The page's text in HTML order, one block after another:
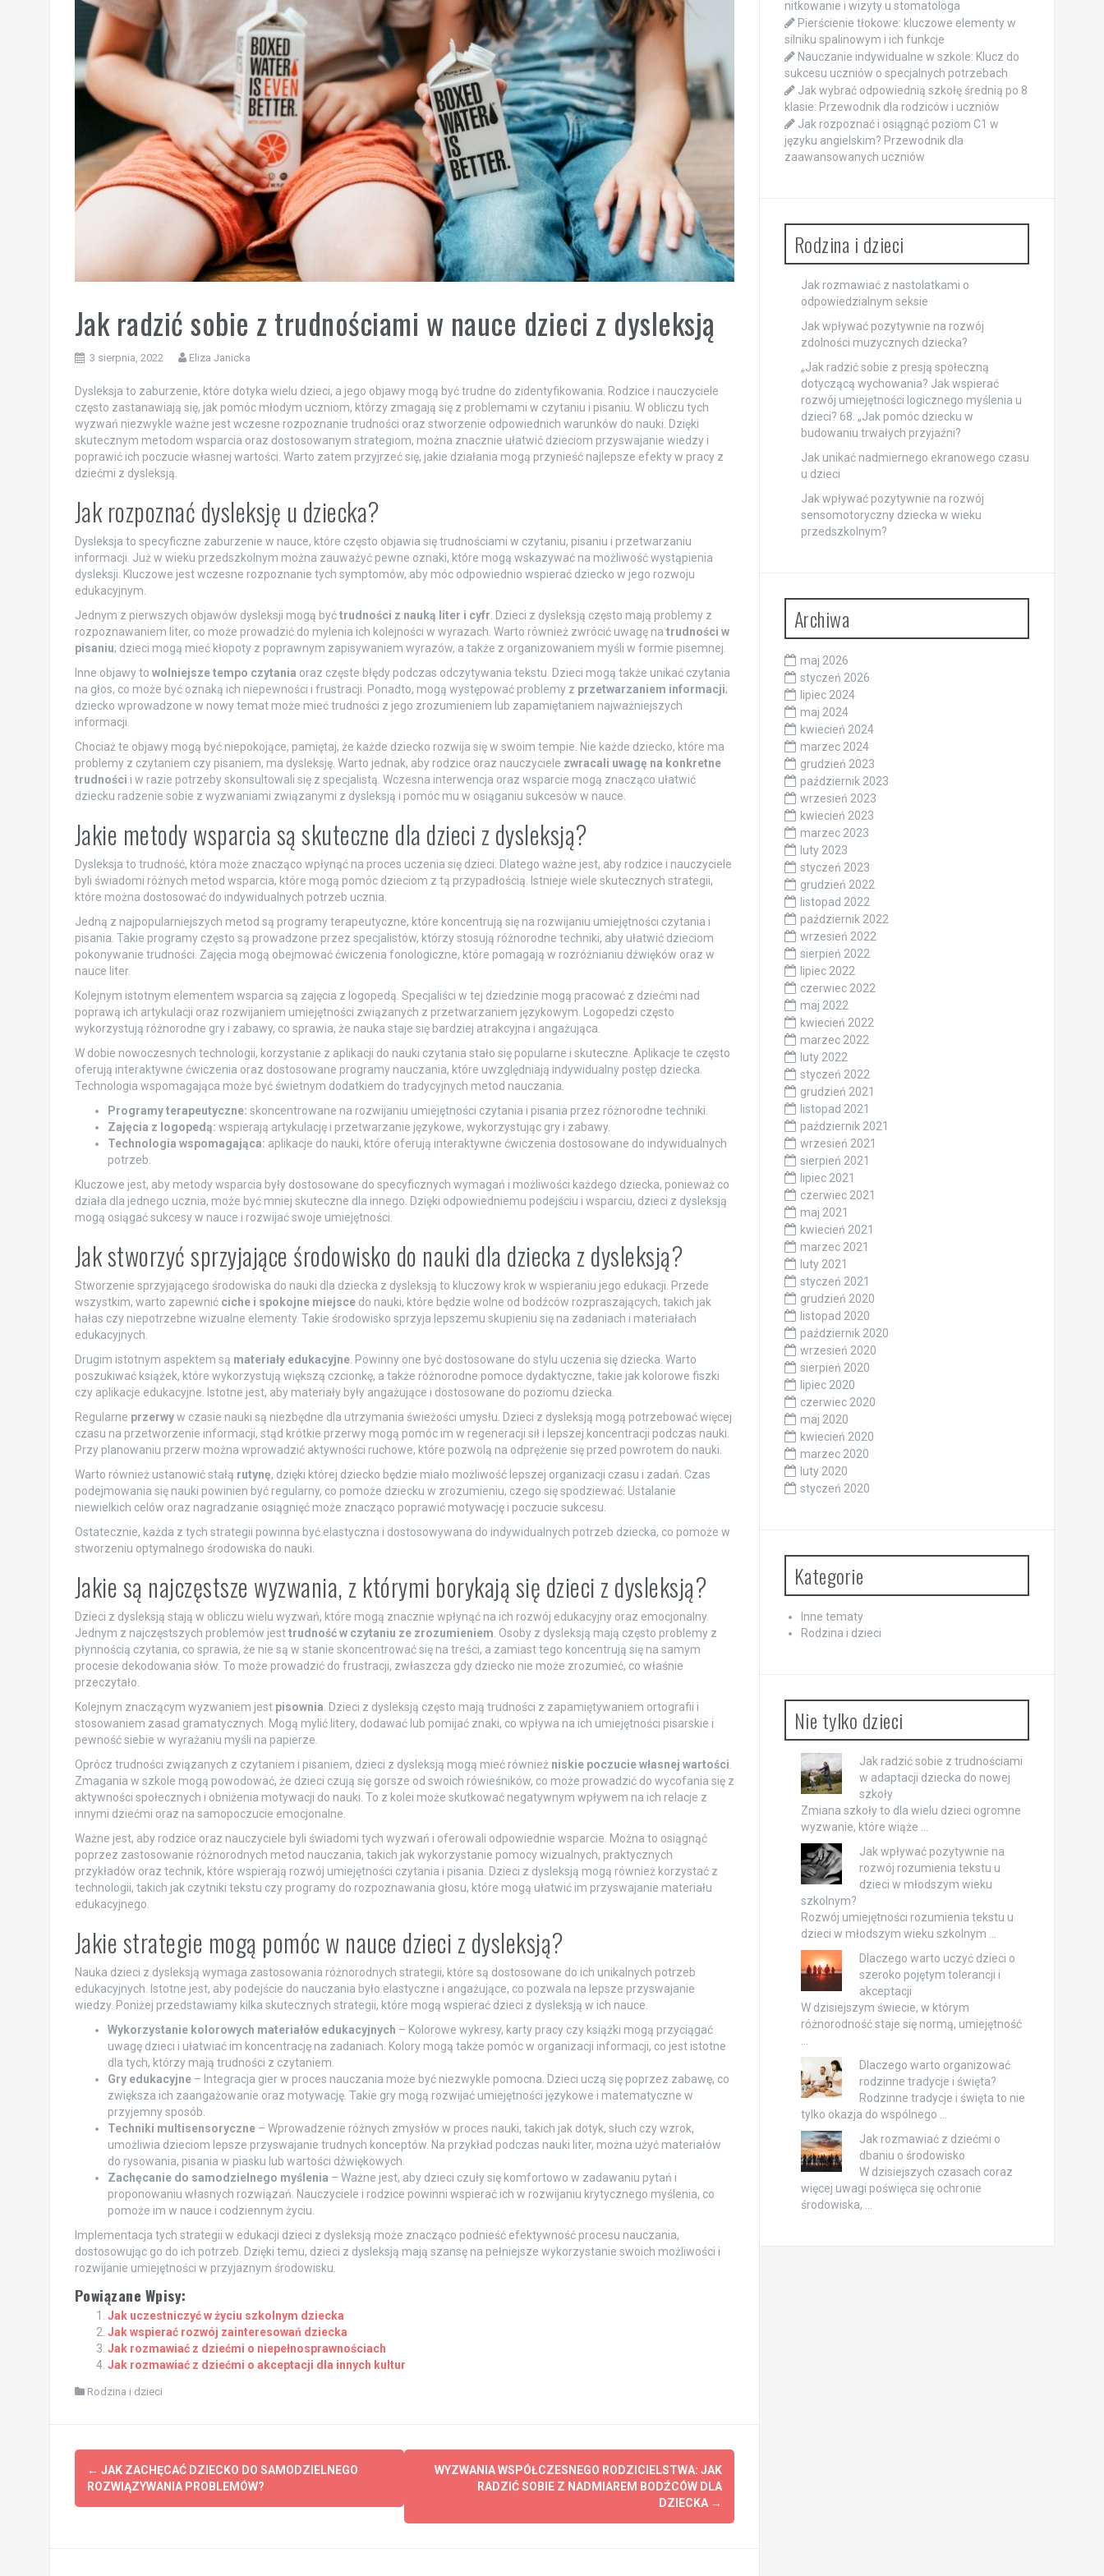
Jak radzić sobie z trudnościami w nauce dzieci z dysleksją
3 sierpnia, 2022 Eliza Janicka
Dysleksja to zaburzenie, które dotyka wielu dzieci, a jego objawy mogą być trudne do zidentyfikowania. Rodzice i nauczyciele
często zastanawiają się, jak pomóc młodym uczniom, którzy zmagają się z problemami w czytaniu i pisaniu. W obliczu tych
wyzwań niezwykle ważne jest wczesne rozpoznanie trudności oraz stworzenie odpowiednich warunków do nauki. Dzięki
skutecznym metodom wsparcia oraz dostosowanym strategiom, można znacznie ułatwić dzieciom przyswajanie wiedzy i
poprawić ich poczucie własnej wartości. Warto zatem przyjrzeć się, jakie działania mogą przynieść najlepsze efekty w pracy z
dziećmi z dysleksją.
Jak rozpoznać dysleksję u dziecka?
Dysleksja to specyficzne zaburzenie w nauce, które często objawia się trudnościami w czytaniu, pisaniu i przetwarzaniu
informacji. Już w wieku przedszkolnym można zauważyć pewne oznaki, które mogą wskazywać na możliwość wystąpienia
dysleksji. Kluczowe jest wczesne rozpoznanie tych symptomów, aby móc odpowiednio wspierać dziecko w jego rozwoju
edukacyjnym.
Jednym z pierwszych objawów dysleksji mogą byćtrudności z nauką liter i cyfr . Dzieci z dysleksją często mają problemy z
rozpoznawaniem liter, co może prowadzić do mylenia ich kolejności w wyrazach. Warto również zwrócić uwagę na trudności w
pisaniu; dzieci mogą mieć kłopoty z poprawnym zapisywaniem wyrazów, a także z organizowaniem myśli w formie pisemnej.
Inne objawy to wolniejsze tempo czytania oraz częste błędy podczas odczytywania tekstu. Dzieci mogą także unikać czytania
na głos, co może być oznaką ich niepewności i frustracji. Ponadto, mogą występować problemy z przetwarzaniem informacji;
dziecko wprowadzone w nowy temat może mieć trudności z jego zrozumieniem lub zapamiętaniem najważniejszych
informacji.
Chociaż te objawy mogą być niepokojące, pamiętaj, że każde dziecko rozwija się w swoim tempie. Nie każde dziecko, które ma
problemy z czytaniem czy pisaniem, ma dysleksję. Warto jednak, aby rodzice oraz nauczyciele zwracali uwagę na konkretne
trudności i w razie potrzeby skonsultowali się z specjalistą. Wczesna interwencja oraz wsparcie mogą znacząco ułatwić
dziecku radzenie sobie z wyzwaniami związanymi z dysleksją i pomóc mu w osiąganiu sukcesów w nauce.
Jakie metody wsparcia są skuteczne dla dzieci z dysleksją?
Dysleksja to trudność, która może znacząco wpłynąć na proces uczenia się dzieci. Dlatego ważne jest, aby rodzice i nauczyciele
byli świadomi różnych metod wsparcia, które mogą pomóc dzieciom z tą przypadłością. Istnieje wiele skutecznych strategii,
które można dostosować do indywidualnych potrzeb ucznia.
Jedną z najpopularniejszych metod są programy terapeutyczne, które koncentrują się na rozwijaniu umiejętności czytania i
pisania. Takie programy często są prowadzone przez specjalistów, którzy stosują różnorodne techniki, aby ułatwić dzieciom
pokonywanie trudności. Zajęcia mogą obejmować ćwiczenia fonologiczne, które pomagają w rozróżnianiu dźwięków oraz w
nauce liter.
Kolejnym istotnym elementem wsparcia są zajęcia z logopedą. Specjaliści w tej dziedzinie mogą pracować z dziećmi nad
poprawą ich artykulacji oraz rozwijaniem umiejętności związanych z przetwarzaniem językowym. Logopedzi często
wykorzystują różnorodne gry i zabawy, co sprawia, że nauka staje się bardziej atrakcyjna i angażująca.
W dobie nowoczesnych technologii, korzystanie z aplikacji do nauki czytania stało się popularne i skuteczne. Aplikacje te często
oferują interaktywne ćwiczenia oraz dostosowane programy nauczania, które uwzględniają indywidualny postęp dziecka.
Technologia wspomagająca może być świetnym dodatkiem do tradycyjnych metod nauczania.
Programy terapeutyczne: skoncentrowane na rozwijaniu umiejętności czytania i pisania przez różnorodne techniki.
Zajęcia z logopedą: wspierają artykulację i przetwarzanie językowe, wykorzystując gry i zabawy.
Technologia wspomagająca: aplikacje do nauki, które oferują interaktywne ćwiczenia dostosowane do indywidualnych
potrzeb.
Kluczowe jest, aby metody wsparcia były dostosowane do specyficznych wymagań i możliwości każdego dziecka, ponieważ co
działa dla jednego ucznia, może być mniej skuteczne dla innego. Dzięki odpowiedniemu podejściu i wsparciu, dzieci z dysleksją
mogą osiągać sukcesy w nauce i rozwijać swoje umiejętności.
Jak stworzyć sprzyjające środowisko do nauki dla dziecka z dysleksją?
Stworzenie sprzyjającego środowiska do nauki dla dziecka z dysleksją to kluczowy krok w wspieraniu jego edukacji. Przede
wszystkim, warto zapewnić ciche i spokojne miejscedo nauki, które będzie wolne od bodźców rozpraszających, takich jak
hałas czy niepotrzebne wizualne elementy. Takie środowisko sprzyja lepszemu skupieniu się na zadaniach i materiałach
edukacyjnych.
Drugim istotnym aspektem są materiały edukacyjne. Powinny one być dostosowane do stylu uczenia się dziecka. Warto
poszukiwać książek, które wykorzystują większą czcionkę, a także różnorodne pomoce dydaktyczne, takie jak kolorowe fiszki
czy aplikacje edukacyjne. Istotne jest, aby materiały były angażujące i dostosowane do poziomu dziecka.
Regularne przerwyw czasie nauki są niezbędne dla utrzymania świeżości umysłu. Dzieci z dysleksją mogą potrzebować więcej
czasu na przetworzenie informacji, stąd krótkie przerwy mogą pomóc im w regeneracji sił i lepszej koncentracji podczas nauki.
Przy planowaniu przerw można wprowadzić aktywności ruchowe, które pozwolą na odprężenie się przed powrotem do nauki.
Warto również ustanowić stałą rutynę, dzięki której dziecko będzie miało możliwość lepszej organizacji czasu i zadań. Czas
podejmowania się nauki powinien być regularny, co pomoże dziecku w zrozumieniu, czego się spodziewać. Ustalanie
niewielkich celów oraz nagradzanie osiągnięć może znacząco poprawić motywację i poczucie sukcesu.
Ostatecznie, każda z tych strategii powinna być elastyczna i dostosowywana do indywidualnych potrzeb dziecka, co pomoże w
stworzeniu optymalnego środowiska do nauki.
Jakie są najczęstsze wyzwania, z którymi borykają się dzieci z dysleksją?
Dzieci z dysleksją stają w obliczu wielu wyzwań, które mogą znacznie wpłynąć na ich rozwój edukacyjny oraz emocjonalny.
Jednym z najczęstszych problemów jesttrudność w czytaniu ze zrozumieniem . Osoby z dysleksją mają często problemy z
płynnością czytania, co sprawia, że nie są w stanie skoncentrować się na treści, a zamiast tego koncentrują się na samym
procesie dekodowania słów. To może prowadzić do frustracji, zwłaszcza gdy dziecko nie może zrozumieć, co właśnie
przeczytało.
Kolejnym znaczącym wyzwaniem jest pisownia . Dzieci z dysleksją często mają trudności z zapamiętywaniem ortografii i
stosowaniem zasad gramatycznych. Mogą mylić litery, dodawać lub pomijać znaki, co wpływa na ich umiejętności pisarskie i
pewność siebie w wyrażaniu myśli na papierze.
Oprócz trudności związanych z czytaniem i pisaniem, dzieci z dysleksją mogą mieć również niskie poczucie własnej wartości
Zmagania w szkole mogą powodować, że dzieci czują się gorsze od swoich rówieśników, co może prowadzić do wycofania się z
aktywności społecznych i obniżenia motywacji do nauki. To z kolei może skutkować negatywnym wpływem na ich relacje z
innymi dziećmi oraz na samopoczucie emocjonalne.
Ważne jest, aby rodzice oraz nauczyciele byli świadomi tych wyzwań i oferowali odpowiednie wsparcie. Można to osiągnąć
poprzez zastosowanie różnorodnych metod nauczania, takich jak wykorzystanie pomocy wizualnych, praktycznych
przykładów oraz technik, które wspierają rozwój umiejętności czytania i pisania. Dzieci z dysleksją mogą również korzystać z
technologii, takich jak czytniki tekstu czy programy do rozpoznawania głosu, które mogą ułatwić im przyswajanie materiału
edukacyjnego.
Jakie strategie mogą pomóc w nauce dzieci z dysleksją?
Nauka dzieci z dysleksją wymaga zastosowania różnorodnych strategii, które są dostosowane do ich unikalnych potrzeb
edukacyjnych. Istotne jest, aby podejście do nauczania było elastyczne i angażujące, co pozwala na lepsze przyswajanie
wiedzy. Poniżej przedstawiamy kilka skutecznych strategii, które mogą wspierać dzieci z dysleksją w ich nauce.
Wykorzystanie kolorowych materiałów edukacyjnych – Kolorowe wykresy, karty pracy czy książki mogą przyciągać
uwagę dzieci i ułatwiać im koncentrację na zadaniach. Kolory mogą także pomóc w organizacji informacji, co jest istotne
dla tych, którzy mają trudności z czytaniem.
Gry edukacyjne– Integracja gier w proces nauczania może być niezwykle pomocna. Dzieci uczą się poprzez zabawę, co
zwiększa ich zaangażowanie oraz motywację. Takie gry mogą rozwijać umiejętności językowe i matematyczne w
przyjemny sposób.
Techniki multisensoryczne– Wprowadzenie różnych zmysłów w proces nauki, takich jak dotyk, słuch czy wzrok,
umożliwia dzieciom lepsze przyswajanie trudnych konceptów. Na przykład podczas nauki liter, można użyć materiałów
do rysowania, pisania w piasku lub wartości dźwiękowych.
Zachęcanie do samodzielnego myślenia – Ważne jest, aby dzieci czuły się komfortowo w zadawaniu pytań i
proponowaniu własnych rozwiązań. Nauczyciele i rodzice powinni wspierać ich w rozwijaniu krytycznego myślenia, co
pomoże im w nauce i codziennym życiu.
Implementacja tych strategii w edukacji dzieci z dysleksją może znacząco podnieść efektywność procesu nauczania,
dostosowując go do ich potrzeb. Dzięki temu, dzieci z dysleksją mają szansę na pełniejsze wykorzystanie swoich możliwości i
rozwijanie umiejętności w przyjaznym środowisku.
Powiązane Wpisy:
Jak uczestniczyć w życiu szkolnym dziecka
Jak wspierać rozwój zainteresowań dziecka
Jak rozmawiać z dziećmi o niepełnosprawnościach
Jak rozmawiać z dziećmi o akceptacji dla innych kultur
Rodzina i dzieci
Post
navigation
← JAK ZACHĘCAĆ DZIECKO DO SAMODZIELNEGO
ROZWIĄZYWANIA PROBLEMÓW?
WYZWANIA WSPÓŁCZESNEGO RODZICIELSTWA: JAK
RADZIĆ SOBIE Z NADMIAREM BODŹCÓW DLA
DZIECKA →
nitkowanie i wizyty u stomatologa
Pierścienie tłokowe: kluczowe elementy w
silniku spalinowym i ich funkcje
Nauczanie indywidualne w szkole: Klucz do
sukcesu uczniów o specjalnych potrzebach
Jak wybrać odpowiednią szkołę średnią po 8
klasie: Przewodnik dla rodziców i uczniów
Jak rozpoznać i osiągnąć poziom C1 w
języku angielskim? Przewodnik dla
zaawansowanych uczniów
Rodzina i dzieci
Jak rozmawiać z nastolatkami o
odpowiedzialnym seksie
Jak wpływać pozytywnie na rozwój
zdolności muzycznych dziecka?
„Jak radzić sobie z presją społeczną
dotyczącą wychowania? Jak wspierać
rozwój umiejętności logicznego myślenia u
dzieci? 68. „Jak pomóc dziecku w
budowaniu trwałych przyjaźni?
Jak unikać nadmiernego ekranowego czasu
u dzieci
Jak wpływać pozytywnie na rozwój
sensomotoryczny dziecka w wieku
przedszkolnym?
Archiwa
maj 2026
styczeń 2026
lipiec 2024
maj 2024
kwiecień 2024
marzec 2024
grudzień 2023
październik 2023
wrzesień 2023
kwiecień 2023
marzec 2023
luty 2023
styczeń 2023
grudzień 2022
listopad 2022
październik 2022
wrzesień 2022
sierpień 2022
lipiec 2022
czerwiec 2022
maj 2022
kwiecień 2022
marzec 2022
luty 2022
styczeń 2022
grudzień 2021
listopad 2021
październik 2021
wrzesień 2021
sierpień 2021
lipiec 2021
czerwiec 2021
maj 2021
kwiecień 2021
marzec 2021
luty 2021
styczeń 2021
grudzień 2020
listopad 2020
październik 2020
wrzesień 2020
sierpień 2020
lipiec 2020
czerwiec 2020
maj 2020
kwiecień 2020
marzec 2020
luty 2020
styczeń 2020
Kategorie
Inne tematy
Rodzina i dzieci
Nie tylko dzieci
Jak radzić sobie z trudnościami
w adaptacji dziecka do nowej
szkoły
Zmiana szkoły to dla wielu dzieci ogromne
wyzwanie, które wiąże …
Jak wpływać pozytywnie na
rozwój rozumienia tekstu u
dzieci w młodszym wieku
szkolnym?
Rozwój umiejętności rozumienia tekstu u
dzieci w młodszym wieku szkolnym …
Dlaczego warto uczyć dzieci o
szeroko pojętym tolerancji i
akceptacji
W dzisiejszym świecie, w którym
różnorodność staje się normą, umiejętność
…
Dlaczego warto organizować
rodzinne tradycje i święta?
Rodzinne tradycje i święta to nie
tylko okazja do wspólnego …
Jak rozmawiać z dziećmi o
dbaniu o środowisko
W dzisiejszych czasach coraz
więcej uwagi poświęca się ochronie
środowiska, …